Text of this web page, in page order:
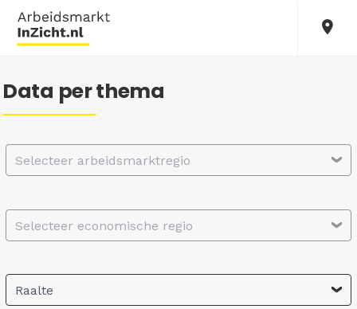
Data per thema
Selecteer arbeidsmarktregio
Selecteer economische regio
Raalte